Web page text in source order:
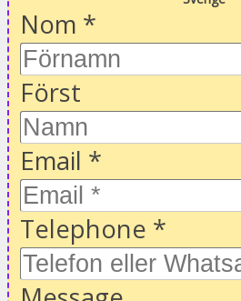
Nom *
Först
Email *
Telephone *